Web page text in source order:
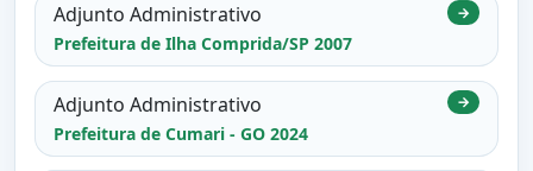
Adjunto Administrativo
Prefeitura de Ilha Comprida/SP 2007
→
Adjunto Administrativo
Prefeitura de Cumari - GO 2024
→